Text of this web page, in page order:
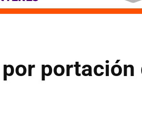
portación